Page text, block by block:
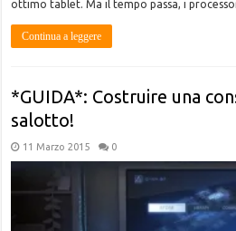
ottimo tablet. Ma il tempo passa, i
Continua a leggere
*GUIDA*: Costruire una
salotto!
11 Marzo 2015 0